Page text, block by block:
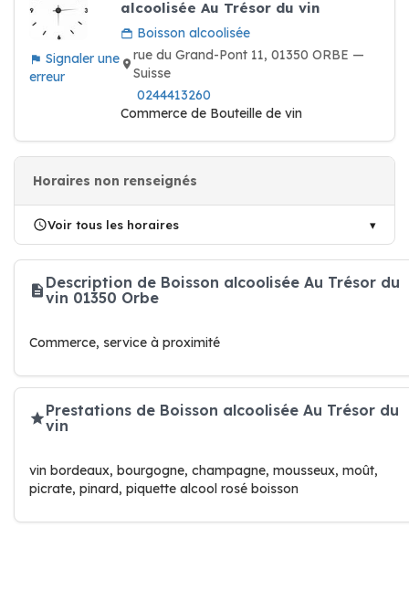
Signaler une
erreur
alcoolisée Au Trésor du vin
Boisson alcoolisée
rue du Grand-Pont 11, 01350 ORBE —
Suisse
0244413260
Commerce de Bouteille de vin
Horaires non renseignés
Voir tous les horaires
Description de Boisson alcoolisée Au Trésor du
vin 01350 Orbe
Commerce, service à proximité
Prestations de Boisson alcoolisée Au Trésor du
vin
vin bordeaux, bourgogne, champagne, mousseux, moût,
picrate, pinard, piquette alcool rosé boisson